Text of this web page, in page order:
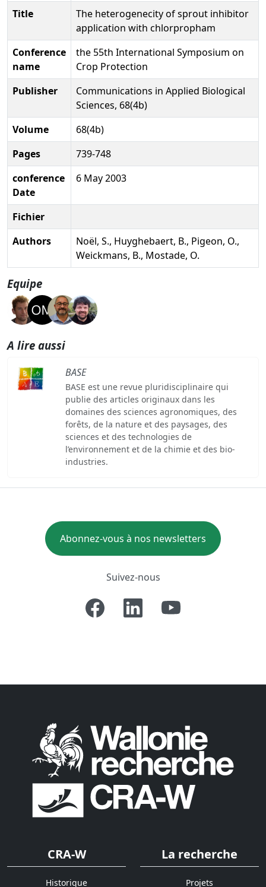
Title
The heterogenecity of sprout inhibitor
application with chlorpropham
Conference
name
the 55th International Symposium on
Crop Protection
Publisher
Communications in Applied Biological
Sciences, 68(4b)
Volume
68(4b)
Pages
739-748
conference
Date
6 May 2003
Fichier
Authors
Noël, S., Huyghebaert, B., Pigeon, O.,
Weickmans, B., Mostade, O.
Equipe
A lire aussi
BASE
BASE est une revue pluridisciplinaire qui
publie des articles originaux dans les
domaines des sciences agronomiques, des
forêts, de la nature et des paysages, des
sciences et des technologies de
l’environnement et de la chimie et des bio-
industries.
Abonnez-vous à nos newsletters
Suivez-nous
CRA-W
Historique
La recherche
Projets